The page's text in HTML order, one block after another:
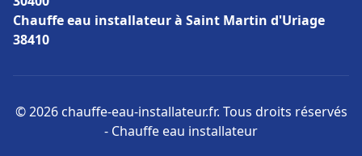
Chauffe eau installateur à Saint Martin d'Uriage
38410
© 2026 chauffe-eau-installateur.fr. Tous droits réservés
- Chauffe eau installateur